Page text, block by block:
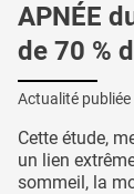
APNÉE
de 70 %
Actualité publiée
Cette étude,
un lien
sommeil, la